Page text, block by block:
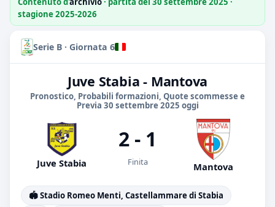
stagione 2025-2026
Serie B · Giornata 6
Juve Stabia - Mantova
Pronostico, Probabili formazioni, Quote scommesse e
Previa 30 settembre 2025 oggi
Juve Stabia
2 - 1
Finita Mantova
🏟️ Stadio Romeo Menti, Castellammare di Stabia